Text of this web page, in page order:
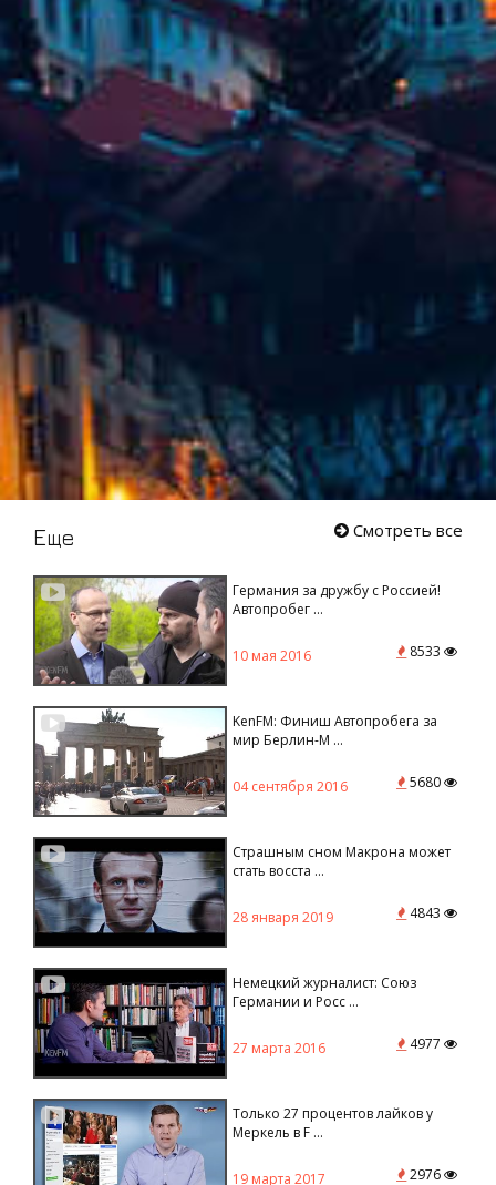
Еще Смотреть все
Германия за дружбу с Россией!
Автопробег ...
10 мая 2016 8533
KenFM: Финиш Автопробега за
мир Берлин-М ...
04 сентября 2016 5680
Страшным сном Макрона может
стать восста ...
28 января 2019 4843
Немецкий журналист: Союз
Германии и Росс ...
27 марта 2016 4977
Только 27 процентов лайков у
Меркель в F ...
19 марта 2017 2976